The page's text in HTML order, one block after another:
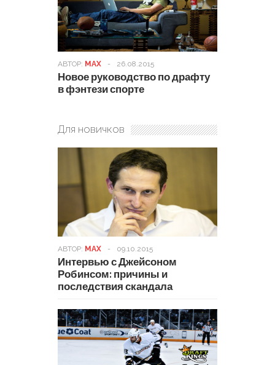
АВТОР: MAX - 26.08.2015
Новое руководство по драфту
в фэнтези спорте
Для новичков
АВТОР: MAX - 09.10.2015
Интервью с Джейсоном
Робинсом: причины и
последствия скандала